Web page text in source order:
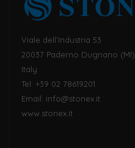
Viale dell’Industria 53
20037 Paderno Dugnano (MI)
Italy
Tel: +39 02 78619201
Email: info@stonex.it
www.stonex.it